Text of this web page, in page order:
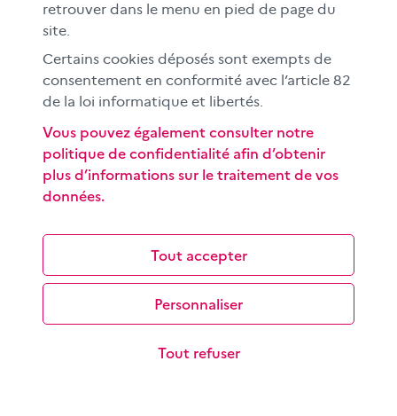
comparer le traitement de l…
Découvrir ce qu’est l’infodivertissement en
primaire
L'objectif de cette activité pédagogique à destination
des élèves de CM1-CM2 est d'identifier les différences
dans le traitement de l…
retrouver dans le menu en pied de page du
site.
Certains cookies déposés sont exempts de
consentement en conformité avec l’article 82
de la loi informatique et libertés.
Tout accepter
Tout refuser
Personnaliser
Vous pouvez également consulter notre
politique de confidentialité afin d’obtenir
plus d’informations sur le traitement de vos
données.